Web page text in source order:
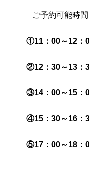
ご予約可能時間
①11：00～12：
②12：30～13：
③14：00～15：
④15：30～16：
⑤17：00～18：